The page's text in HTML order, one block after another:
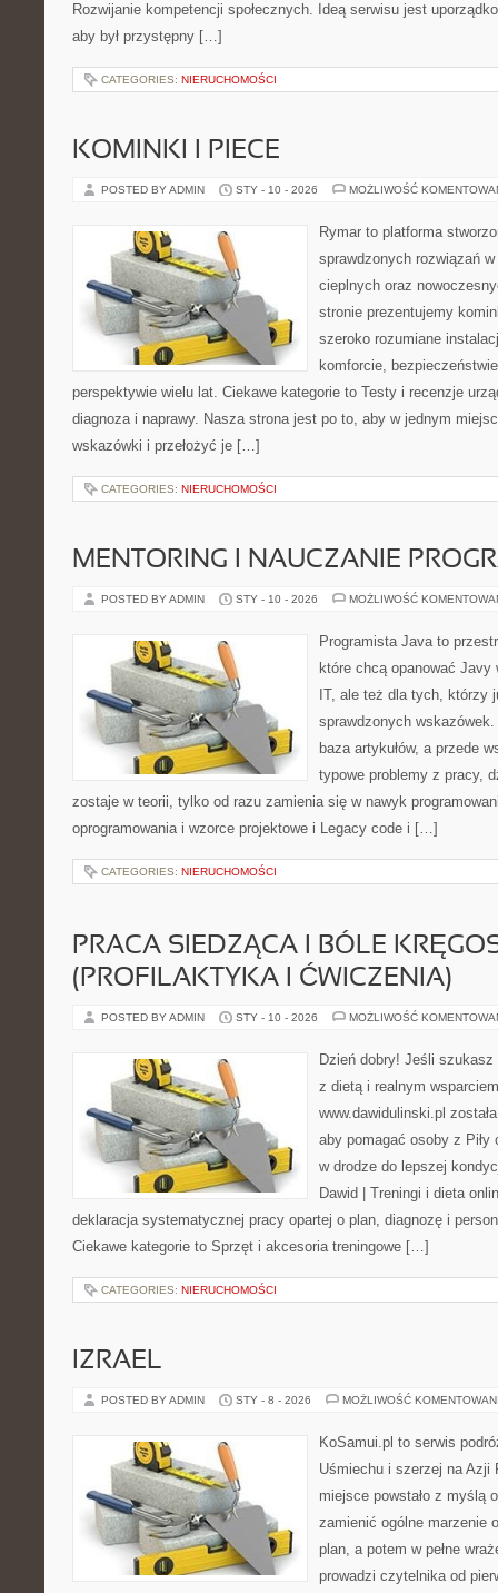
Rozwijanie kompetencji społecznych. Ideą serwisu jest
aby był przystępny […]
CATEGORIES: NIERUCHOMOŚCI
KOMINKI I PIECE
POSTED BY ADMIN STY - 10 - 2026 MOŻLIWOŚĆ
Rymar to platforma
sprawdzonych rozwiązań
cieplnych oraz
stronie prezentujemy
szeroko rozumiane
komforcie,
perspektywie wielu lat. Ciekawe kategorie to Testy i recenzje
diagnoza i naprawy. Nasza strona jest po to, aby w jednym
wskazówki i przełożyć je […]
CATEGORIES: NIERUCHOMOŚCI
MENTORING I NAUCZANIE
POSTED BY ADMIN STY - 10 - 2026 MOŻLIWOŚĆ
Programista Java to
które chcą opanować
IT, ale też dla tych, którzy
sprawdzonych wskazówek.
baza artykułów, a przede
typowe problemy z pracy,
zostaje w teorii, tylko od razu zamienia się w nawyk
oprogramowania i wzorce projektowe i Legacy code i […]
CATEGORIES: NIERUCHOMOŚCI
PRACA SIEDZĄCA I BÓLE
(PROFILAKTYKA I ĆWICZENIA)
POSTED BY ADMIN STY - 10 - 2026 MOŻLIWOŚĆ
Dzień dobry! Jeśli
z dietą i realnym
www.dawidulinski.pl
aby pomagać osoby z Piły
w drodze do lepszej
Dawid | Treningi i dieta
deklaracja systematycznej pracy opartej o plan, diagnozę i
Ciekawe kategorie to Sprzęt i akcesoria treningowe […]
CATEGORIES: NIERUCHOMOŚCI
IZRAEL
POSTED BY ADMIN STY - 8 - 2026 MOŻLIWOŚĆ
KoSamui.pl to serwis
Uśmiechu i szerzej na Azji
miejsce powstało z myślą
zamienić ogólne marzenie
plan, a potem w pełne
prowadzi czytelnika od